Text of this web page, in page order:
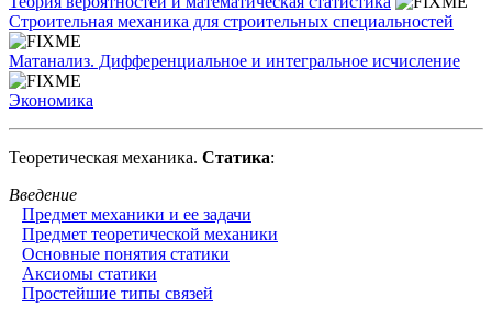
Строительная механика для строительных специальностей
Матанализ. Дифференциальное и интегральное исчисление
Экономика
Теоретическая механика. Статика:
Введение
Предмет механики и ее задачи
Предмет теоретической механики
Основные понятия статики
Аксиомы статики
Простейшие типы связей